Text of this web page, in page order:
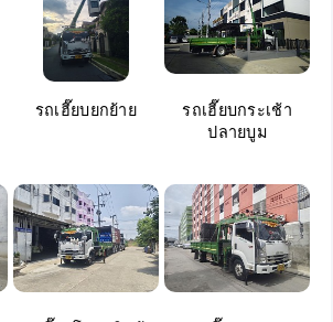
รถเฮี๊ยบยกย้าย
รถเฮี๊ยบกระเช้า
ปลายบูม